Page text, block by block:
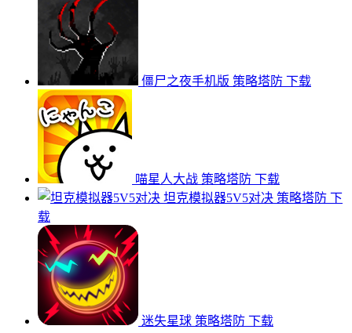
僵尸之夜手机版 策略塔防 下载
喵星人大战 策略塔防 下载
坦克模拟器5V5对决 策略塔防 下
载
迷失星球 策略塔防 下载